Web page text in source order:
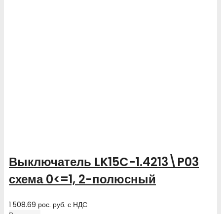
Выключатель LK15C-1.4213\P03
схема 0<=1, 2-полюсный
1 508.69 рос. руб. с НДС